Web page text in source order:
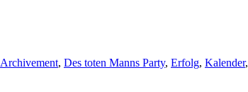
Archivement, Des toten Manns Party, Erfolg, Kalender,